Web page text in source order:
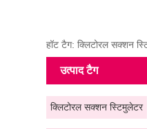
हॉट टैग: क्लिटोरल सक्शन
उत्पाद टैग
क्लिटोरल सक्शन स्टिमुलेटर